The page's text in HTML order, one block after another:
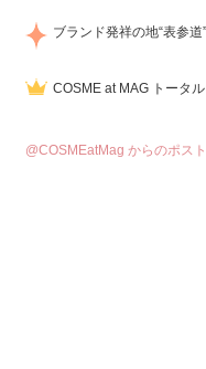
@COSMEatMag からのポスト